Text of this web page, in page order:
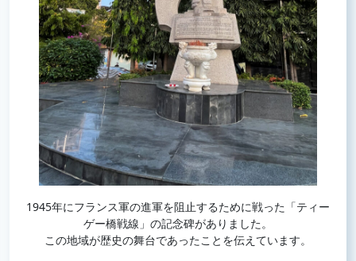
1945年にフランス軍の進軍を阻止するために戦った「ティー
ゲー橋戦線」の記念碑がありました。
この地域が歴史の舞台であったことを伝えています。